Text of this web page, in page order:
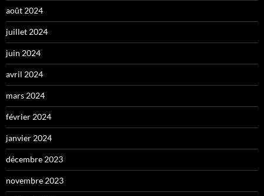
août 2024
juillet 2024
juin 2024
avril 2024
mars 2024
février 2024
janvier 2024
décembre 2023
novembre 2023